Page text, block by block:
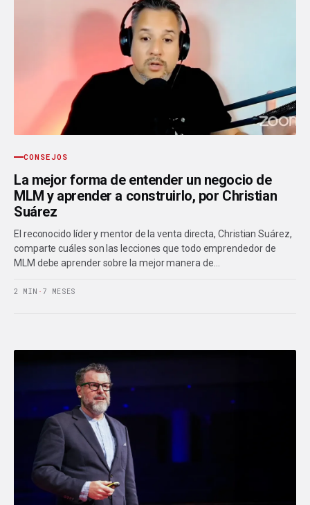
CONSEJOS
La mejor forma de entender un negocio de
MLM y aprender a construirlo, por Christian
Suárez
El reconocido líder y mentor de la venta directa, Christian Suárez,
comparte cuáles son las lecciones que todo emprendedor de
MLM debe aprender sobre la mejor manera de…
2 MIN · 7 MESES